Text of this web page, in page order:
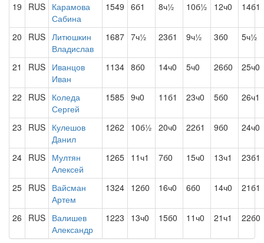
19 RUS Карамова
Сабина
1549 6б1 8ч½ 10б½ 12ч0 14б1
20 RUS Литюшкин
Владислав
1687 7ч½ 23б1 9ч½ 3б0 5ч½
21 RUS Иванцов
Иван
1134 8б0 14ч0 5ч0 26б0 25ч0
22 RUS Коледа
Сергей
1585 9ч0 11б1 23ч0 5б0 26ч1
23 RUS Кулешов
Данил
1262 10б½ 20ч0 22б1 9б0 24ч0
24 RUS Мултян
Алексей
1265 11ч1 7б0 15ч0 13ч1 23б1
25 RUS Вайсман
Артем
1324 12б0 16ч0 6б0 14ч0 21б1
26 RUS Валишев
Александр
1223 13ч0 15б0 11ч0 21ч1 22б0